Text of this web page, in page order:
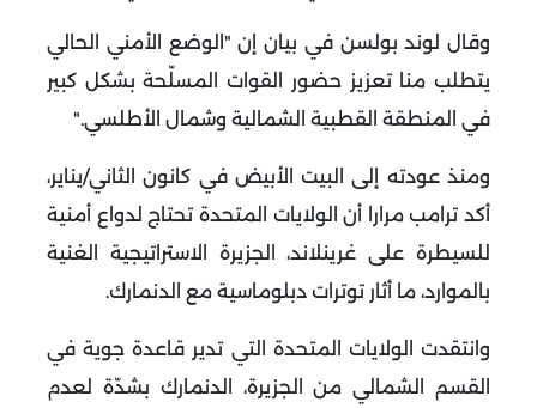
وقال لوند بولسن في بيان إن "الوضع الأمني الحالي
يتطلب منا تعزيز حضور القوات المسلّحة بشكل كبير
في المنطقة القطبية الشمالية وشمال الأطلسي".
ومنذ عودته إلى البيت الأبيض في كانون الثاني/يناير،
أكد ترامب مرارا أن الولايات المتحدة تحتاج لدواع أمنية
للسيطرة على غرينلاند، الجزيرة الاستراتيجية الغنية
بالموارد، ما أثار توترات دبلوماسية مع الدنمارك.
وانتقدت الولايات المتحدة التي تدير قاعدة جوية في
القسم الشمالي من الجزيرة، الدنمارك بشدّة لعدم